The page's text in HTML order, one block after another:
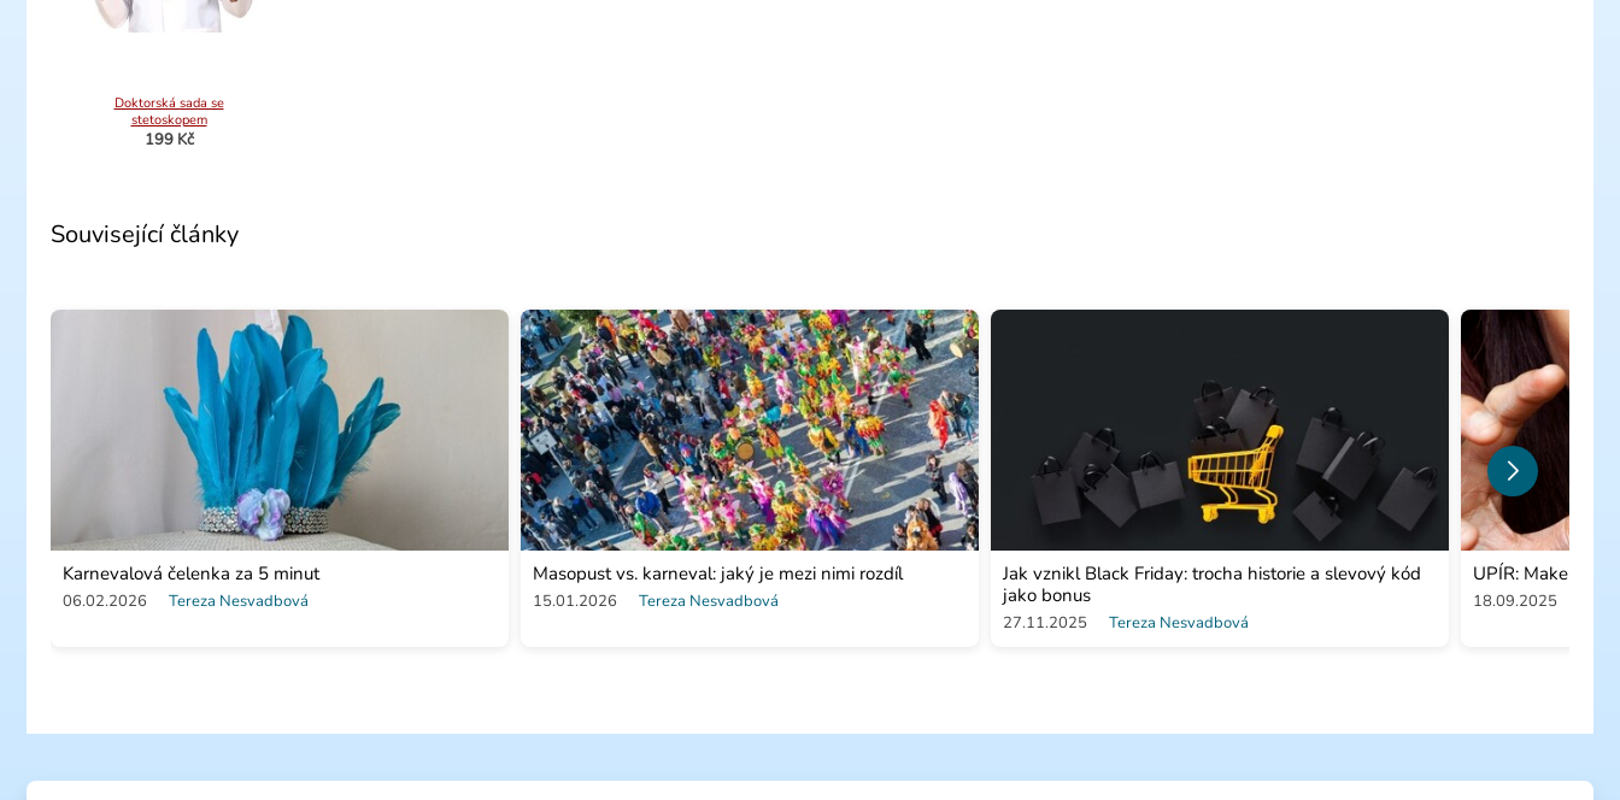
Doktorská sada se
stetoskopem
199 Kč
Související články
Karnevalová čelenka za 5 minut
06.02.2026 Tereza Nesvadbová
Masopust vs. karneval: jaký je mezi nimi rozdíl
15.01.2026 Tereza Nesvadbová
Jak vznikl Black Friday: trocha historie a slevový kód
jako bonus
27.11.2025 Tereza Nesvadbová
UPÍR: Make-up a
18.09.2025